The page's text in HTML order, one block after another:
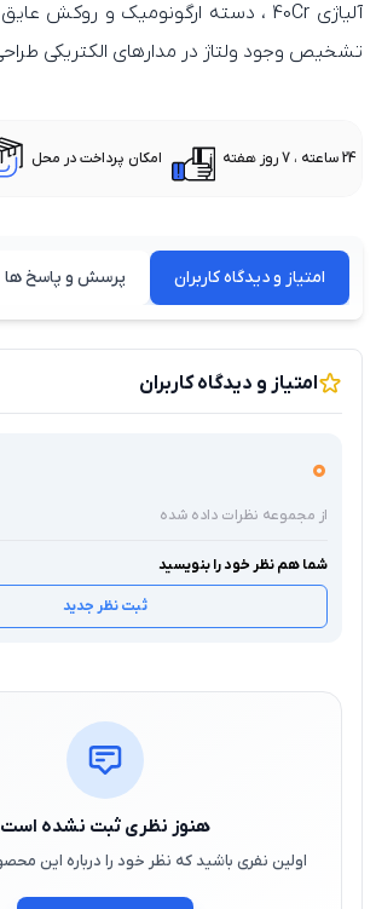
تشخیص وجود ولتاژ در مدارهای الکتریکی
24 ساعته ، 7 روز هفته امکان پرداخت در محل
امتیاز و دیدگاه کاربران پرسش و پاسخ ها
امتیاز و دیدگاه کاربران
0
از مجموعه نظرات داده شده
شما هم نظر خود را بنویسید
ثبت نظر جدید
هنوز نظری ثبت نشده است
اولین نفری باشید که نظر خود را درباره این